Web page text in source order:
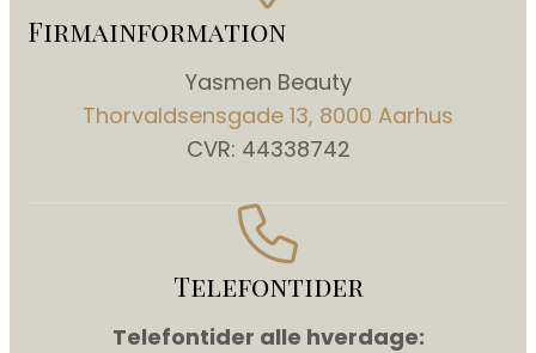
Firmainformation
Yasmen Beauty
Thorvaldsensgade 13, 8000 Aarhus
CVR: 44338742
Telefontider
Telefontider alle hverdage: